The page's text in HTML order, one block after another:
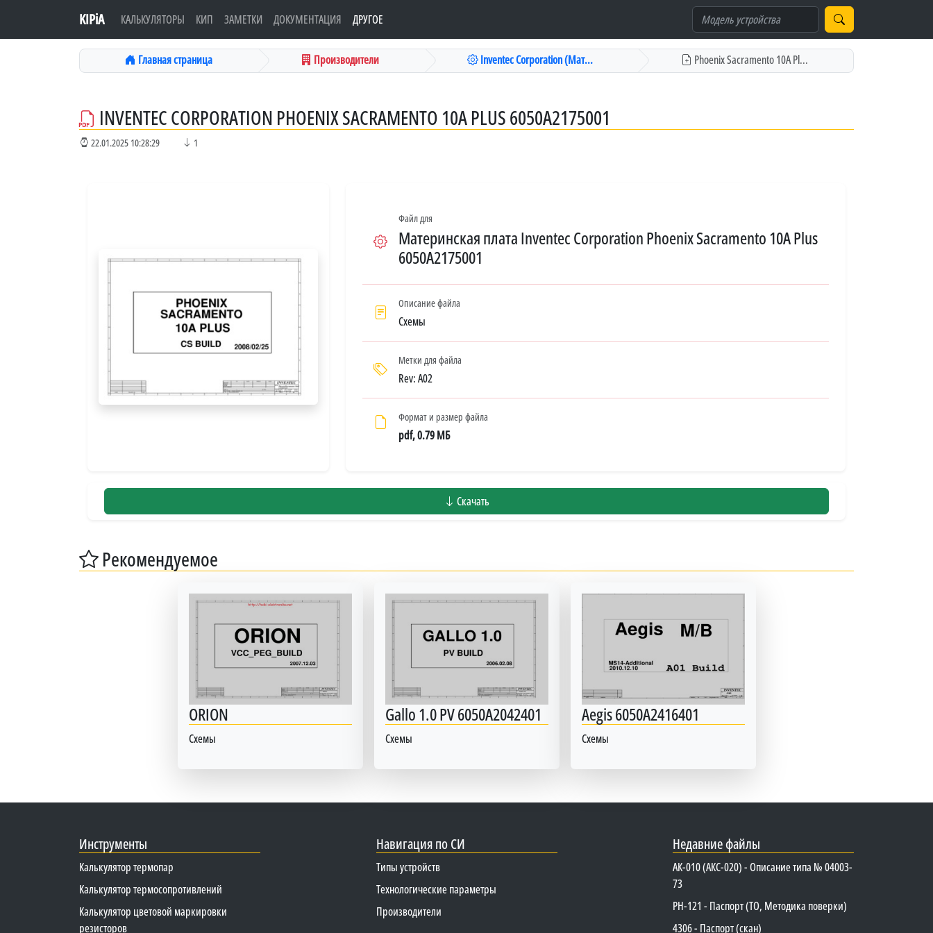
KIPiA КАЛЬКУЛЯТОРЫ КИП ЗАМЕТКИ ДОКУМЕНТАЦИЯ ДРУГОЕ
Главная страница Производители Inventec Corporation (Мат... Phoenix Sacramento 10A Pl...
INVENTEC CORPORATION PHOENIX SACRAMENTO 10A PLUS 6050A2175001
22.01.2025 10:28:29 1
Файл для
Материнская плата Inventec Corporation Phoenix Sacramento 10A Plus
6050A2175001
Описание файла
Схемы
Метки для файла
Rev: A02
Формат и размер файла
pdf, 0.79 МБ
Скачать
Рекомендуемое
ORION
Схемы
Gallo 1.0 PV 6050A2042401
Схемы
Aegis 6050A2416401
Схемы
Инструменты
Калькулятор термопар
Калькулятор термосопротивлений
Калькулятор цветовой маркировки
резисторов
Навигация по СИ
Типы устройств
Технологические параметры
Производители
Недавние файлы
АК-010 (АКС-020) - Описание типа № 04003-
73
PH-121 - Паспорт (ТО, Методика поверки)
4306 - Паспорт (скан)